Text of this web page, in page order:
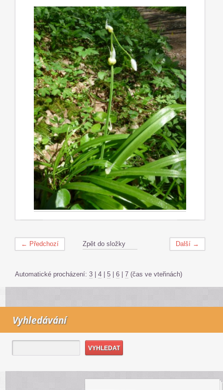
← Předchozí Další →
Zpět do složky
Automatické procházení: 3 4 5 6 7 (čas ve vteřinách)
Vyhledávání